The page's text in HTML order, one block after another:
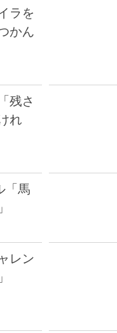
ラを
かん
残さ
れ
「馬
レン